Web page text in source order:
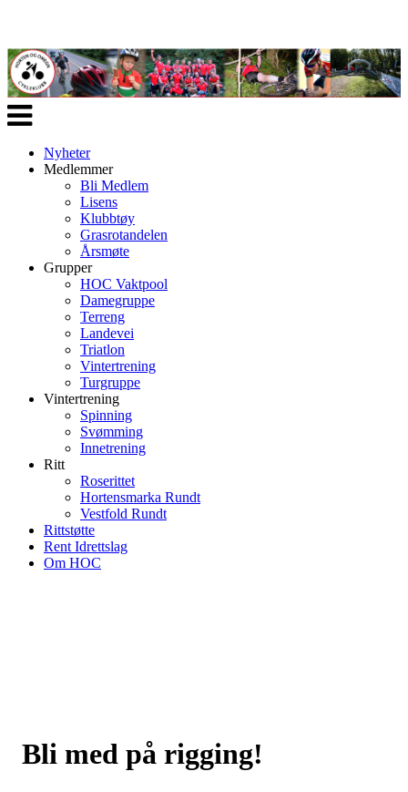
Veksle
navigasjon
Nyheter
Medlemmer
Bli Medlem
Lisens
Klubbtøy
Grasrotandelen
Årsmøte
Grupper
HOC Vaktpool
Damegruppe
Terreng
Landevei
Triatlon
Vintertrening
Turgruppe
Vintertrening
Spinning
Svømming
Innetrening
Ritt
Roserittet
Hortensmarka Rundt
Vestfold Rundt
Rittstøtte
Rent Idrettslag
Om HOC
Bli med på rigging!